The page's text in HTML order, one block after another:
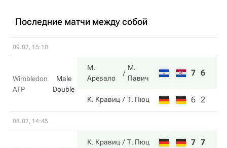
Последние матчи между собой
09.07, 15:10
Wimbledon
ATP
Male
Double
М.
Аревало
М.
Павич
7 6
К. Кравиц Т. Пюц 6 2
08.07, 14:45
К. Кравиц Т. Пюц 7 7